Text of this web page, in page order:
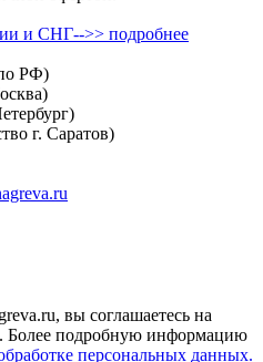
и СНГ-->> подробнее
РФ)
г. Саратов)
вы соглашаетесь на
Более подробную информацию
персональных данных.